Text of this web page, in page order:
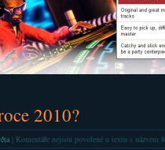
2010?
| Komentáře nejsou povolenéu textu s názvem